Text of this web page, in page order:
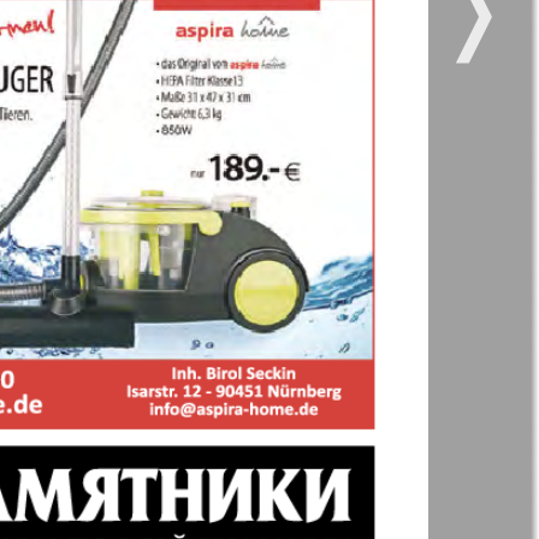
11
16
Zeitung Nasche wremja
Panorama-mir
vremja Russkiy Wojazh